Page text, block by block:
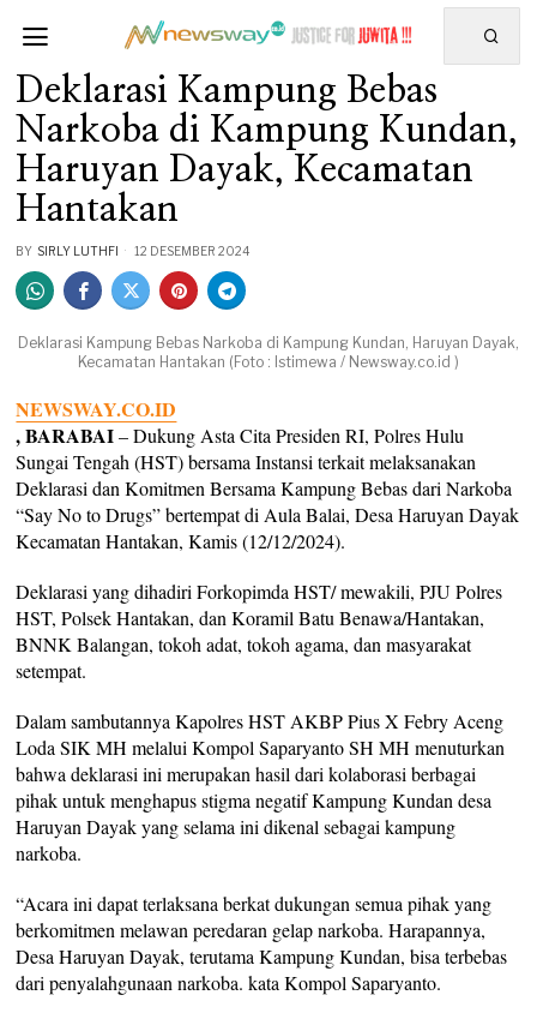
Deklarasi Kampung Bebas
Narkoba di Kampung Kundan,
Haruyan Dayak, Kecamatan
Hantakan
BY SIRLY LUTHFI 12 DESEMBER 2024
Deklarasi Kampung Bebas Narkoba di Kampung Kundan, Haruyan Dayak,
Kecamatan Hantakan (Foto : Istimewa / Newsway.co.id )
NEWSWAY.CO.ID
, BARABAI– Dukung Asta Cita Presiden RI, Polres Hulu
Sungai Tengah (HST) bersama Instansi terkait melaksanakan
Deklarasi dan Komitmen Bersama Kampung Bebas dari Narkoba
“Say No to Drugs” bertempat di Aula Balai, Desa Haruyan Dayak
Kecamatan Hantakan, Kamis (12/12/2024).
Deklarasi yang dihadiri Forkopimda HST/ mewakili, PJU Polres
HST, Polsek Hantakan, dan Koramil Batu Benawa/Hantakan,
BNNK Balangan, tokoh adat, tokoh agama, dan masyarakat
setempat.
Dalam sambutannya Kapolres HST AKBP Pius X Febry Aceng
Loda SIK MH melalui Kompol Saparyanto SH MH menuturkan
bahwa deklarasi ini merupakan hasil dari kolaborasi berbagai
pihak untuk menghapus stigma negatif Kampung Kundan desa
Haruyan Dayak yang selama ini dikenal sebagai kampung
narkoba.
“Acara ini dapat terlaksana berkat dukungan semua pihak yang
berkomitmen melawan peredaran gelap narkoba. Harapannya,
Desa Haruyan Dayak, terutama Kampung Kundan, bisa terbebas
dari penyalahgunaan narkoba. kata Kompol Saparyanto.